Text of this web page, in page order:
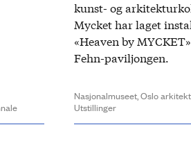
kunst- og
Mycket har laget
«Heaven by
Fehn­-paviljongen.
Nasjonalmuseet,Oslo
Utstillinger